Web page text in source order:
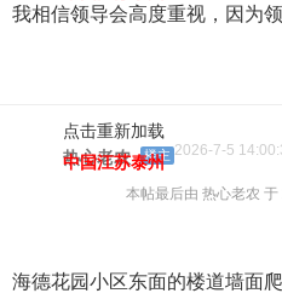
我相信领导会高度重视，因为
点击重新加载
热心老农 楼主 2026-7-5
中国江苏泰州
本帖最后由 热心老农
海德花园小区东面的楼道墙面